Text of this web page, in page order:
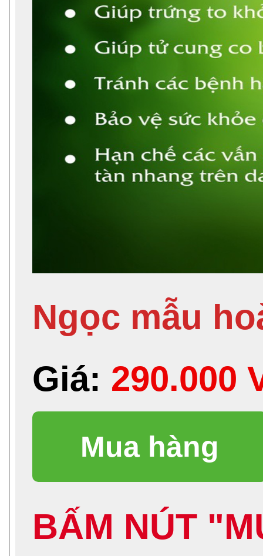
Ngọc mẫu
Giá: 290.000
BẤM NÚT